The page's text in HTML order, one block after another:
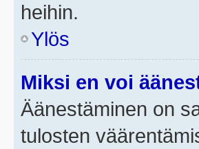
heihin.
Ylös
Miksi en voi
Äänestäminen on
tulosten